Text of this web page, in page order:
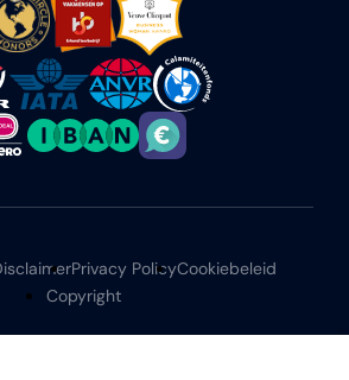
Privacy PolicyCookiebeleid
Copyright